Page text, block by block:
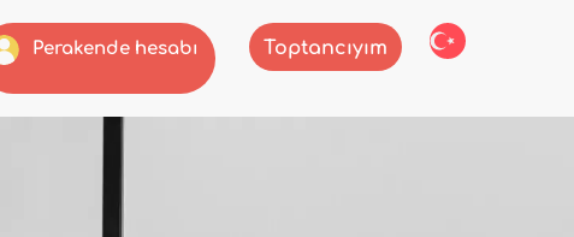
Perakende hesabı Toptancıyım